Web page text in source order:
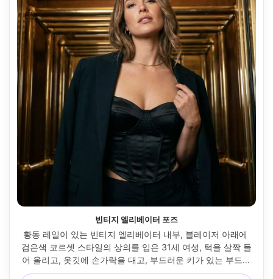
빈티지 엘리베이터 포즈
황동 레일이 있는 빈티지 엘리베이터 내부, 블레이저 아래에
검은색 코르셋 스타일의 상의를 입은 31세 여성, 턱을 살짝 들
어 올리고, 옷깃에 손가락을 대고, 부드러운 키가 있는 부드러
운 오버헤드 라이트, 35mm f/2, 에디토리 하프 바디 프레임,